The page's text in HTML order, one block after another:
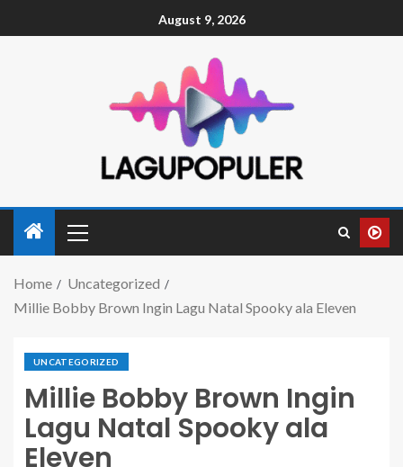
August 9, 2026
Home
Uncategorized
Millie Bobby Brown Ingin Lagu Natal Spooky ala Eleven
UNCATEGORIZED
Millie Bobby Brown Ingin
Lagu Natal Spooky ala
Eleven